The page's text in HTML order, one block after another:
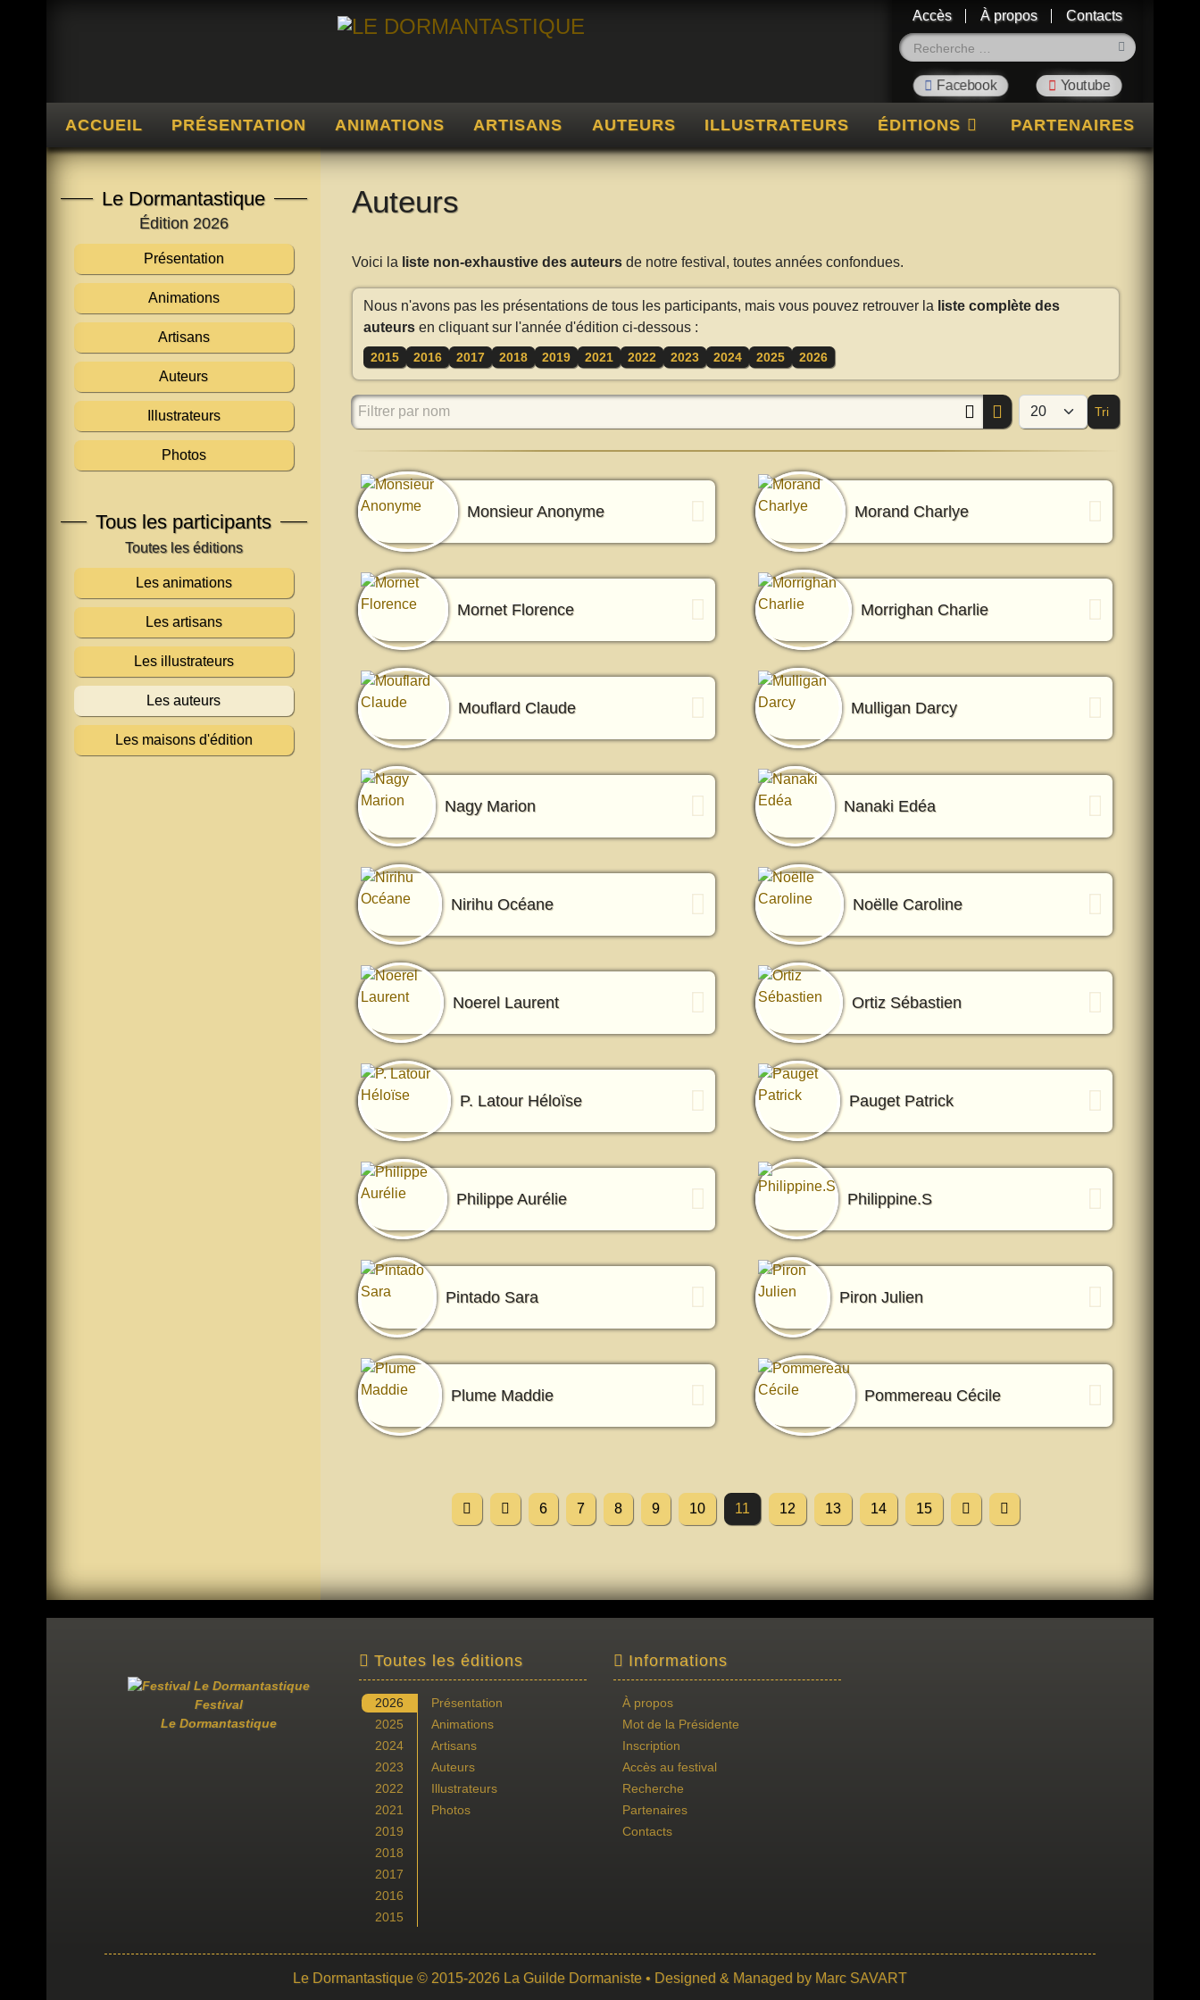
Accès À propos
Contacts
ACCUEIL PRÉSENTATION ANIMATIONS ARTISANS AUTEURS ILLUSTRATEURS ÉDITIONS PARTENAIRES
Le Dormantastique
Édition 2026
Présentation
Animations
Artisans
Auteurs
Illustrateurs
Photos
Tous les participants
Les animations
Les artisans
Les illustrateurs
Les auteurs
Les maisons d'édition
Auteurs
Voici la liste non-exhaustive des auteursde notre festival, toutes années confondues.
Nous n'avons pas les présentations de tous les participants, mais vous pouvez retrouver la liste complète des
auteursen cliquant sur l'année d'édition ci-dessous :
2015 2016 2017 2018 2019 2021 2022 2023 2024 2025 2026
Filtrer par nom
Afficher #
Tri
Monsieur Anonyme Morand Charlye
Mornet Florence Morrighan Charlie
Mouflard Claude Mulligan Darcy
Nagy Marion Nanaki Edéa
Nirihu Océane Noëlle Caroline
Noerel Laurent Ortiz Sébastien
P. Latour Héloïse Pauget Patrick
Philippe Aurélie Philippine.S
Pintado Sara Piron Julien
Plume Maddie Pommereau Cécile
6 7 8 9 10 11 12 13 14 15
Festival
Le Dormantastique
Toutes les éditions
2026
2025
2024
2023
2022
2021
2019
2018
2017
2016
2015
Présentation
Animations
Artisans
Auteurs
Illustrateurs
Photos
Informations
À propos
Mot de la Présidente
Inscription
Accès au festival
Recherche
Partenaires
Contacts
Le Dormantastique © 2015-2026 La Guilde Dormaniste • Designed & Managed by Marc SAVART